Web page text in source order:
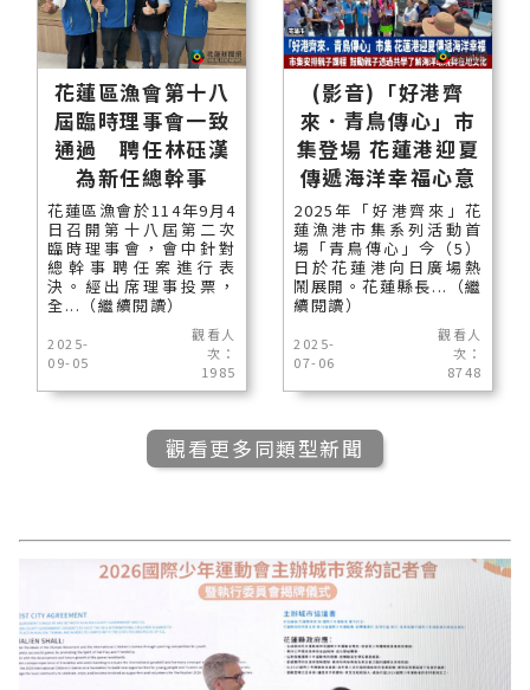
花蓮區漁會第十八
屆臨時理事會一致
通過 聘任林砡漢
為新任總幹事
花蓮區漁會於114年9月4
日召開第十八屆第二次
臨時理事會，會中針對
總幹事聘任案進行表
決。經出席理事投票，
全...（繼續閱讀）
2025-
09-05
觀看人
次：
1985
(影音)「好港齊
來．青鳥傳心」市
集登場 花蓮港迎夏
傳遞海洋幸福心意
2025年「好港齊來」花
蓮漁港市集系列活動首
場「青鳥傳心」今（5）
日於花蓮港向日廣場熱
鬧展開。花蓮縣長...（繼
續閱讀）
2025-
07-06
觀看人
次：
8748
觀看更多同類型新聞